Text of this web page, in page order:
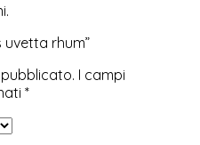
uvetta rhum”
I campi
*